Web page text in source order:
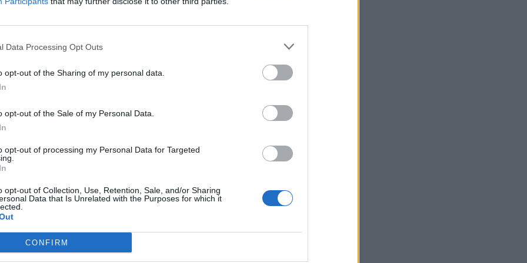
Data Processing Opt Outs
opt-out of the Sharing of my personal data.
opt-out of the Sale of my Personal Data.
opt-out of processing my Personal Data for Targeted
opt-out of Collection, Use, Retention, Sale, and/or Sharing
Data that Is Unrelated with the Purposes for which it
CONFIRM
78l.- 0,00€ 109l.- 0,00€ 156l. - 0,00€
78l.- 0,00€ 109l.- 0,00€ 156l.- 0,00€
DGT en Kreisfreie Stadt Köln
de
DGT en Zaragoza
deZaragozasegún la dirección general de tráfico
11